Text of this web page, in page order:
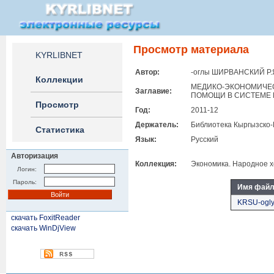
KYRLIBNET
Коллекции
Просмотр
Статистика
Авторизация
Логин:
Пароль:
скачать FoxitReader
скачать WinDjView
Просмотр материала
Автор: -оглы ШИРВАНСКИЙ
Заглавие:
МЕДИКО-
ПОМОЩИ В СИСТЕМЕ
Год:
2011-12
Держатель:
Библиотека
Язык:
Русский
Коллекция: Экономика. Народное
Имя
KRSU-